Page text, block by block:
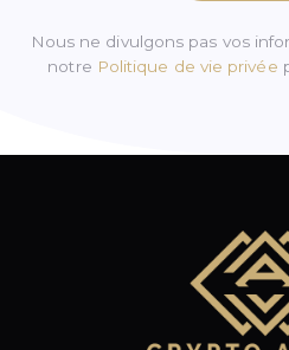
Nous ne divulgons pas vos
notre Politique de vie privée